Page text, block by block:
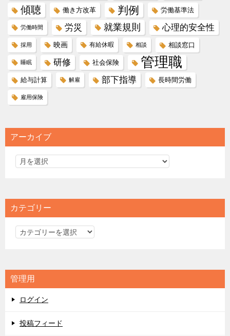
傾聴 働き方改革 判例 労働基準法
労働時間 労災 就業規則 心理的安全性
採用 映画 有給休暇 相談 相談窓口
睡眠 研修 社会保険 管理職
給与計算 解雇 部下指導 長時間労働
雇用保険
アーカイブ
カテゴリー
カ
リ
ー
管理用
ログイン
投稿フィード